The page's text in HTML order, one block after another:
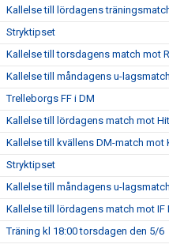
Kallelse till lördagens
Stryktipset
Kallelse till torsdagens match mot
Kallelse till måndagens u-
Trelleborgs FF i DM
Kallelse till lördagens match mot
Kallelse till kvällens DM-match mot
Stryktipset
Kallelse till måndagens u-
Kallelse till lördagens match mot IF
Träning kl 18:00 torsdagen den 5/6